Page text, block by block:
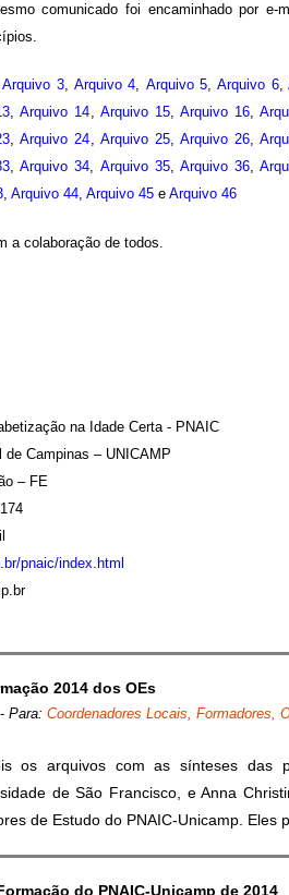
comunicado foi encaminhado por
Arquivo 3, Arquivo 4, Arquivo 5,Arquivo 6,
,Arquivo 14, Arquivo 15, Arquivo 16,
,Arquivo 24, Arquivo 25, Arquivo 26,
,Arquivo 34, Arquivo 35, Arquivo 36,
,Arquivo 44,Arquivo 45 eArquivo 46
a colaboração de todos.
na Idade Certa - PNAIC
de Campinas – UNICAMP
– FE
pnaic/index.html
2014 dos OEs
- Para:Coordenadores Locais, Formadores,
os arquivos com as sínteses das
de São Francisco, e Anna
de Estudo do PNAIC-Unicamp. Eles
do PNAIC-Unicamp de 2014